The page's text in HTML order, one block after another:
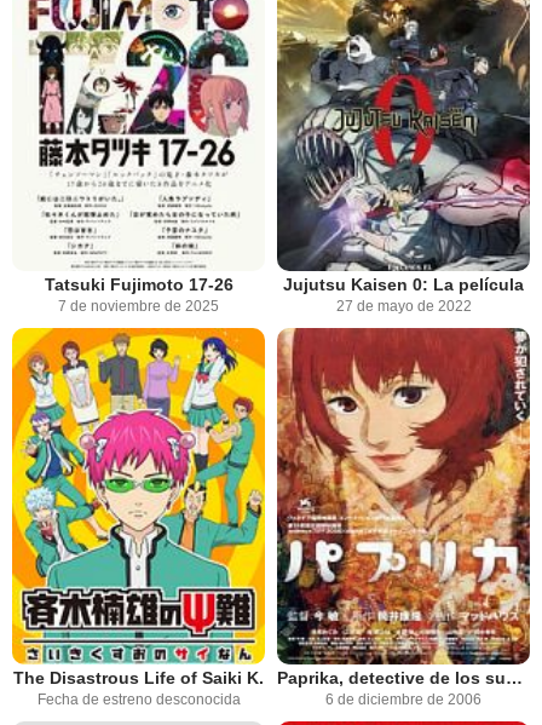
Tatsuki Fujimoto 17-26
7 de noviembre de 2025
Jujutsu Kaisen 0: La película
27 de mayo de 2022
The Disastrous Life of Saiki K.
Fecha de estreno desconocida
Paprika, detective de los sueños
6 de diciembre de 2006